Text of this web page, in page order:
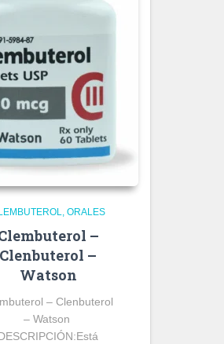
ORALES
–
Clenbuterol –
Watson
– Clenbuterol
– Watson
Está